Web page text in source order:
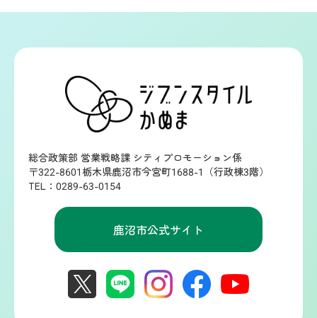
総合政策部 営業戦略課 シティプロモーション係
〒322-8601栃木県鹿沼市今宮町1688-1（行政棟3階）
TEL：0289-63-0154
鹿沼市公式サイト